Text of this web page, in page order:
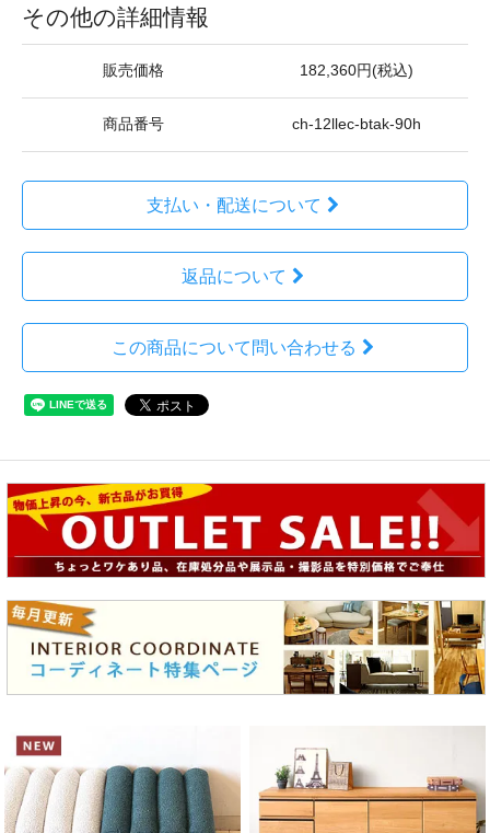
その他の詳細情報
販売価格 182,360円(税込)
商品番号 ch-12llec-btak-90h
支払い・配送について
返品について
この商品について問い合わせる